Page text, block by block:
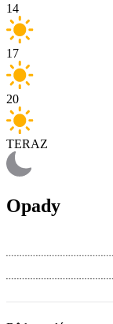
14
17
20
TERAZ
Opady